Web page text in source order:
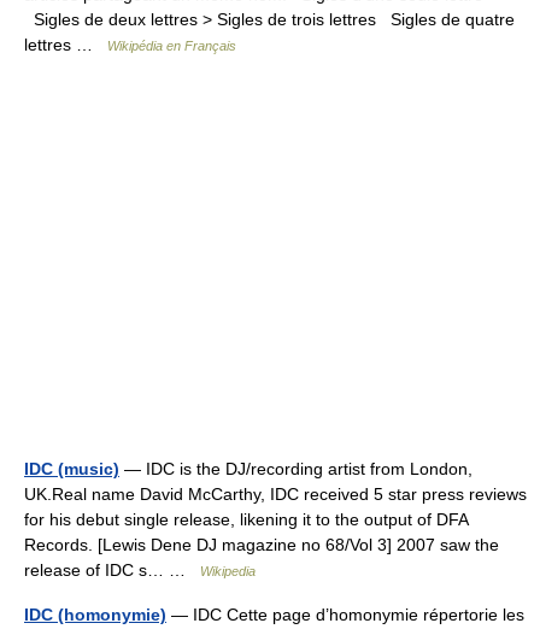
Sigles de deux lettres > Sigles de trois lettres Sigles de quatre
lettres …
Wikipédia en Français
IDC (music) — IDC is the DJ/recording artist from London,
UK.Real name David McCarthy, IDC received 5 star press reviews
for his debut single release, likening it to the output of DFA
Records. [Lewis Dene DJ magazine no 68/Vol 3] 2007 saw the
release of IDC s… …
Wikipedia
IDC (homonymie) — IDC Cette page d’homonymie répertorie les